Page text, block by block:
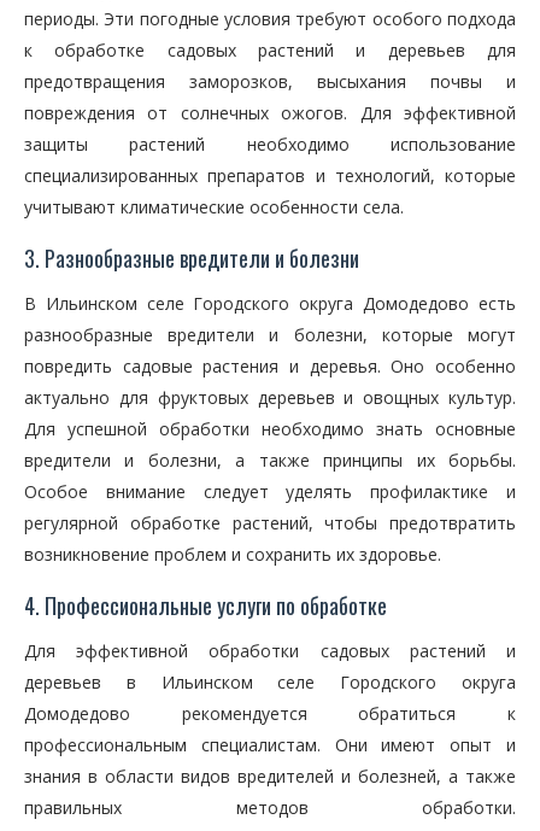
периоды. Эти погодные условия требуют особого подхода
к обработке садовых растений и деревьев для
предотвращения заморозков, высыхания почвы и
повреждения от солнечных ожогов. Для эффективной
защиты растений необходимо использование
специализированных препаратов и технологий, которые
учитывают климатические особенности села.
3. Разнообразные вредители и болезни
В Ильинском селе Городского округа Домодедово есть
разнообразные вредители и болезни, которые могут
повредить садовые растения и деревья. Оно особенно
актуально для фруктовых деревьев и овощных культур.
Для успешной обработки необходимо знать основные
вредители и болезни, а также принципы их борьбы.
Особое внимание следует уделять профилактике и
регулярной обработке растений, чтобы предотвратить
возникновение проблем и сохранить их здоровье.
4. Профессиональные услуги по обработке
Для эффективной обработки садовых растений и
деревьев в Ильинском селе Городского округа
Домодедово рекомендуется обратиться к
профессиональным специалистам. Они имеют опыт и
знания в области видов вредителей и болезней, а также
правильных методов обработки.